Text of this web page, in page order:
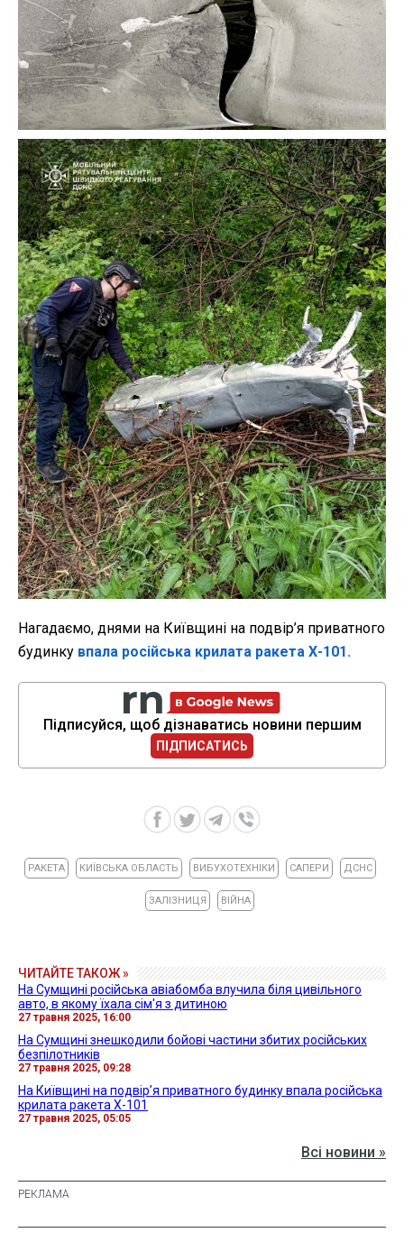
Нагадаємо, днями на Київщині на подвір’я приватного
будинку впала російська крилата ракета Х-101.
Підписуйся, щоб дізнаватись новини першим
ПІДПИСАТИСЬ
РАКЕТА КИЇВСЬКА ОБЛАСТЬ ВИБУХОТЕХНІКИ САПЕРИ ДСНС
ЗАЛІЗНИЦЯ ВІЙНА
ЧИТАЙТЕ ТАКОЖ »
На Сумщині російська авіабомба влучила біля цивільного
авто, в якому їхала сім'я з дитиною
27 травня 2025, 16:00
На Сумщині знешкодили бойові частини збитих російських
безпілотників
27 травня 2025, 09:28
На Київщині на подвір’я приватного будинку впала російська
крилата ракета Х-101
27 травня 2025, 05:05
Всі новини »